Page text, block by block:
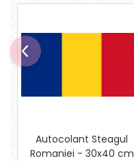
Autocolant Steagul
Romaniei - 30x40 cm